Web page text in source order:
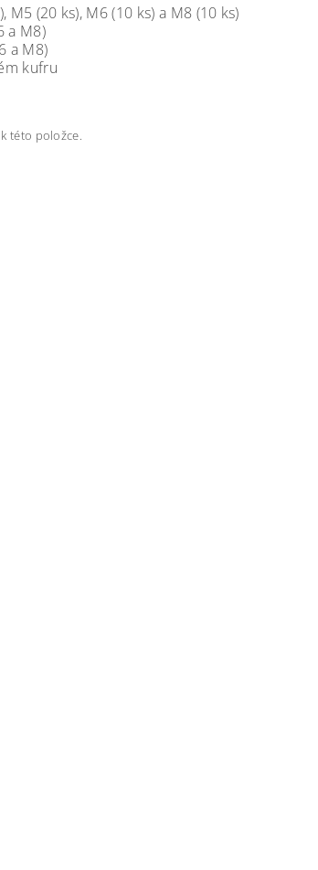
M5 (20 ks), M6 (10 ks) a M8 (10 ks)
a M8)
a M8)
kufru
této položce.